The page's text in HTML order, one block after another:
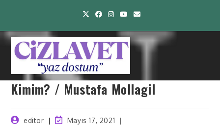
Kimim? / Mustafa Mollagil
editor
Mayıs 17, 2021